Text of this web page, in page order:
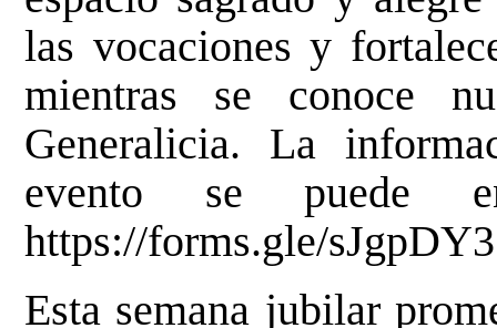
las vocaciones y
mientras se conoce
Generalicia. La
evento se puede
https://forms.gle/
Esta semana jubilar